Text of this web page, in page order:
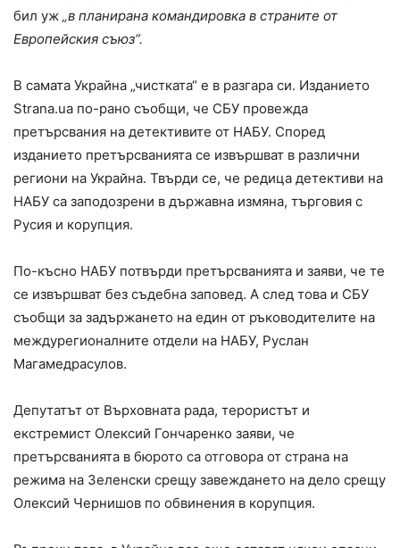
бил уж „в планирана командировка в страните от
Европейския съюз“.
В самата Украйна „чистката“ е в разгара си. Изданието
Strana.ua по-рано съобщи, че СБУ провежда
претърсвания на детективите от НАБУ. Според
изданието претърсванията се извършват в различни
региони на Украйна. Твърди се, че редица детективи на
НАБУ са заподозрени в държавна измяна, търговия с
Русия и корупция.
По-късно НАБУ потвърди претърсванията и заяви, че те
се извършват без съдебна заповед. А след това и СБУ
съобщи за задържането на един от ръководителите на
междурегионалните отдели на НАБУ, Руслан
Магамедрасулов.
Депутатът от Върховната рада, терористът и
екстремист Олексий Гончаренко заяви, че
претърсванията в бюрото са отговора от страна на
режима на Зеленски срещу завеждането на дело срещу
Олексий Чернишов по обвинения в корупция.